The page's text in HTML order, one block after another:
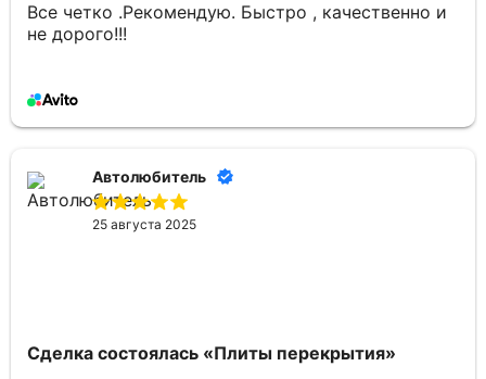
Все четко .Рекомендую. Быстро , качественно и
не дорого!!!
Автолюбитель
25 августа 2025
Сделка состоялась «Плиты перекрытия»